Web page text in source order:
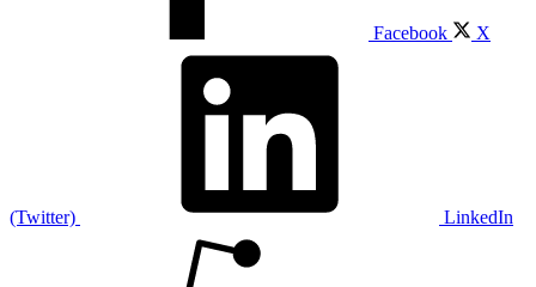
Facebook X
(Twitter) LinkedIn